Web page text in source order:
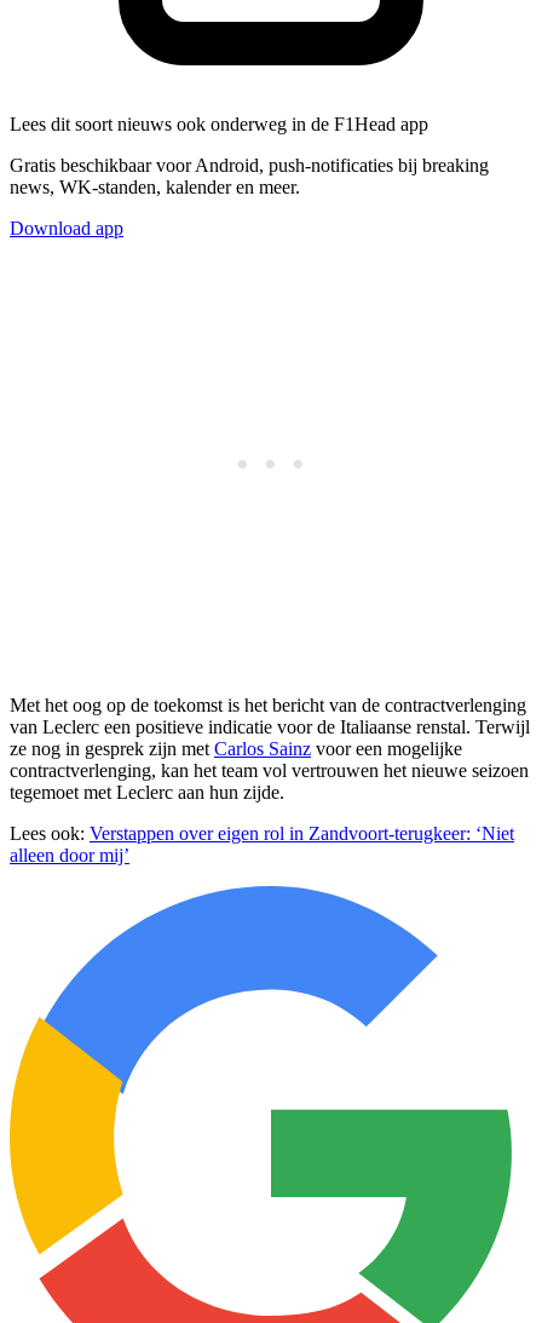
Lees dit soort nieuws ook onderweg in de F1Head app
Gratis beschikbaar voor Android, push-notificaties bij breaking
news, WK-standen, kalender en meer.
Download app
Met het oog op de toekomst is het bericht van de contractverlenging
van Leclerc een positieve indicatie voor de Italiaanse renstal. Terwijl
ze nog in gesprek zijn met Carlos Sainz voor een mogelijke
contractverlenging, kan het team vol vertrouwen het nieuwe seizoen
tegemoet met Leclerc aan hun zijde.
Lees ook: Verstappen over eigen rol in Zandvoort-terugkeer: ‘Niet
alleen door mij’